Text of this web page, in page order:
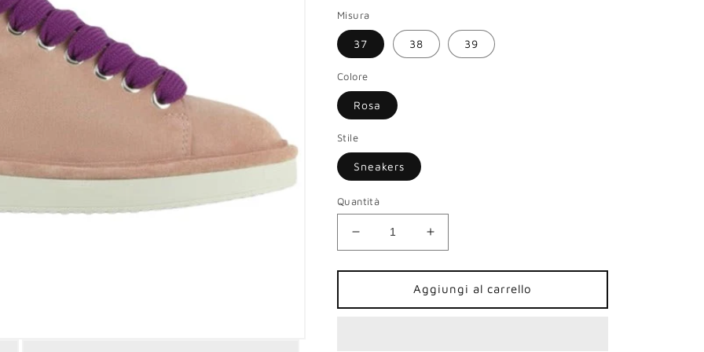
Misura
37 38 39
Colore
Rosa
Stile
Sneakers
Quantità
Diminuisci
quantità
per
Sneakers
Panchic
Aumenta
quantità
per
Sneakers
Panchic
Aggiungi al carrello